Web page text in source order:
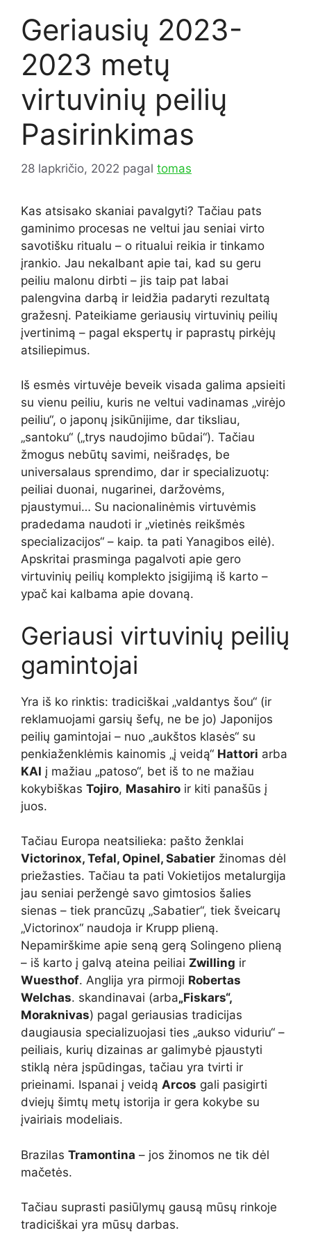
Geriausių 2023-
2023 metų
virtuvinių peilių
Pasirinkimas
28 lapkričio, 2022 pagal tomas
Kas atsisako skaniai pavalgyti? Tačiau pats
gaminimo procesas ne veltui jau seniai virto
savotišku ritualu – o ritualui reikia ir tinkamo
įrankio. Jau nekalbant apie tai, kad su geru
peiliu malonu dirbti – jis taip pat labai
palengvina darbą ir leidžia padaryti rezultatą
gražesnį. Pateikiame geriausių virtuvinių peilių
įvertinimą – pagal ekspertų ir paprastų pirkėjų
atsiliepimus.
Iš esmės virtuvėje beveik visada galima apsieiti
su vienu peiliu, kuris ne veltui vadinamas „virėjo
peiliu“, o japonų įsikūnijime, dar tiksliau,
„santoku“ („trys naudojimo būdai“). Tačiau
žmogus nebūtų savimi, neišradęs, be
universalaus sprendimo, dar ir specializuotų:
peiliai duonai, nugarinei, daržovėms,
pjaustymui… Su nacionalinėmis virtuvėmis
pradedama naudoti ir „vietinės reikšmės
specializacijos“ – kaip. ta pati Yanagibos eilė).
Apskritai prasminga pagalvoti apie gero
virtuvinių peilių komplekto įsigijimą iš karto –
ypač kai kalbama apie dovaną.
Geriausi virtuvinių peilių
gamintojai
Yra iš ko rinktis: tradiciškai „valdantys šou“ (ir
reklamuojami garsių šefų, ne be jo) Japonijos
peilių gamintojai – nuo ​​„aukštos klasės“ su
penkiaženklėmis kainomis „į veidą“ Hattori arba
KAI į mažiau „patoso“, bet iš to ne mažiau
kokybiškas Tojiro, Masahiro ir kiti panašūs į
juos.
Tačiau Europa neatsilieka: pašto ženklai
Victorinox, Tefal, Opinel, Sabatier žinomas dėl
priežasties. Tačiau ta pati Vokietijos metalurgija
jau seniai peržengė savo gimtosios šalies
sienas – tiek prancūzų „Sabatier“, tiek šveicarų
„Victorinox“ naudoja ir Krupp plieną.
Nepamirškime apie seną gerą Solingeno plieną
– iš karto į galvą ateina peiliai Zwilling ir
Wuesthof. Anglija yra pirmoji Robertas
Welchas. skandinavai (arba„Fiskars“,
Moraknivas) pagal geriausias tradicijas
daugiausia specializuojasi ties „aukso viduriu“ –
peiliais, kurių dizainas ar galimybė pjaustyti
stiklą nėra įspūdingas, tačiau yra tvirti ir
prieinami. Ispanai į veidą Arcos gali pasigirti
dviejų šimtų metų istorija ir gera kokybe su
įvairiais modeliais.
Brazilas Tramontina – jos žinomos ne tik dėl
mačetės.
Tačiau suprasti pasiūlymų gausą mūsų rinkoje
tradiciškai yra mūsų darbas.